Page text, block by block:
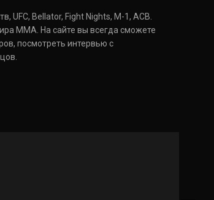
(19-0-0, 0)
Bellator, Fight Nights, M-1, ACB.
ММА. На сайте вы всегда сможете
посмотреть интервью с